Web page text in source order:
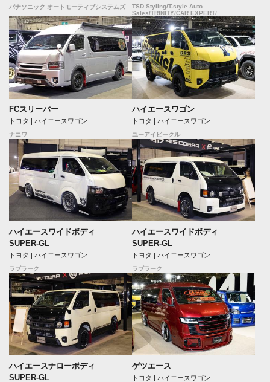
パナソニック オートモーティブシステムズ
TSD Styling/T-style Auto
Sales/TRINITY/CAR EXPERT/
FCスリーパー
トヨタ | ハイエースワゴン
ナニワ
ハイエースワゴン
トヨタ | ハイエースワゴン
ユーアイビークル
ハイエースワイドボディ
SUPER-GL
トヨタ | ハイエースワゴン
ラブラーク
ハイエースワイドボディ
SUPER-GL
トヨタ | ハイエースワゴン
ラブラーク
ハイエースナローボディ
SUPER-GL
ゲツエース
トヨタ | ハイエースワゴン